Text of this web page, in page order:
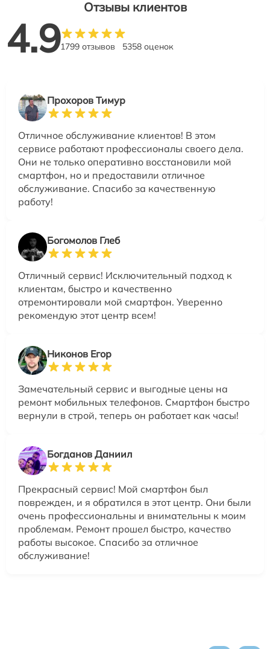
Отзывы клиентов
4.91799 отзывов 5358 оценок
Прохоров Тимур
Отличное обслуживание клиентов! В этом
сервисе работают профессионалы своего дела.
Они не только оперативно восстановили мой
смартфон, но и предоставили отличное
обслуживание. Спасибо за качественную
работу!
Богомолов Глеб
Отличный сервис! Исключительный подход к
клиентам, быстро и качественно
отремонтировали мой смартфон. Уверенно
рекомендую этот центр всем!
Никонов Егор
Замечательный сервис и выгодные цены на
ремонт мобильных телефонов. Смартфон быстро
вернули в строй, теперь он работает как часы!
Богданов Даниил
Прекрасный сервис! Мой смартфон был
поврежден, и я обратился в этот центр. Они были
очень профессиональны и внимательны к моим
проблемам. Ремонт прошел быстро, качество
работы высокое. Спасибо за отличное
обслуживание!